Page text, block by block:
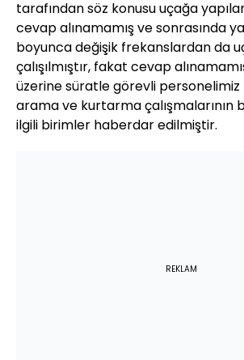
tarafından söz konusu uçağa
cevap alınamamış ve sonrasında
boyunca değişik frekanslardan da
çalışılmıştır, fakat cevap
üzerine süratle görevli personelimiz
arama ve kurtarma çalışmalarının
ilgili birimler haberdar edilmiştir.
REKLAM